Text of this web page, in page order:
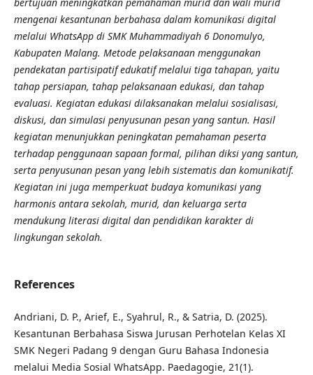
mengenai kesantunan berbahasa dalam komunikasi digital
melalui WhatsApp di SMK Muhammadiyah 6 Donomulyo,
Kabupaten Malang. Metode pelaksanaan menggunakan
pendekatan partisipatif edukatif melalui tiga tahapan, yaitu
tahap persiapan, tahap pelaksanaan edukasi, dan tahap
evaluasi. Kegiatan edukasi dilaksanakan melalui sosialisasi,
diskusi, dan simulasi penyusunan pesan yang santun. Hasil
kegiatan menunjukkan peningkatan pemahaman peserta
terhadap penggunaan sapaan formal, pilihan diksi yang santun,
serta penyusunan pesan yang lebih sistematis dan komunikatif.
Kegiatan ini juga memperkuat budaya komunikasi yang
harmonis antara sekolah, murid, dan keluarga serta
mendukung literasi digital dan pendidikan karakter di
lingkungan sekolah.
References
Andriani, D. P., Arief, E., Syahrul, R., & Satria, D. (2025).
Kesantunan Berbahasa Siswa Jurusan Perhotelan Kelas XI
SMK Negeri Padang 9 dengan Guru Bahasa Indonesia
melalui Media Sosial WhatsApp. Paedagogie, 21(1).